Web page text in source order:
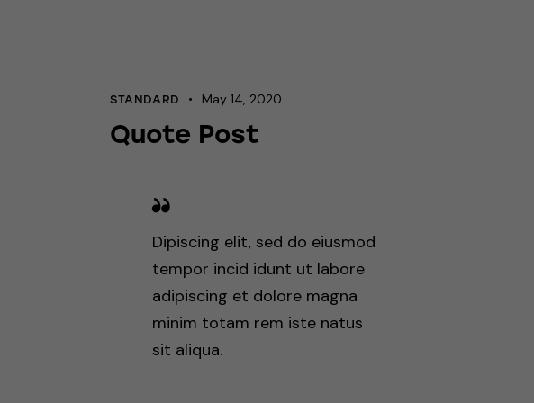
STANDARD May 14, 2020
Quote Post
Dipiscing elit, sed do eiusmod
tempor incid idunt ut labore
adipiscing et dolore magna
minim totam rem iste natus
sit aliqua.